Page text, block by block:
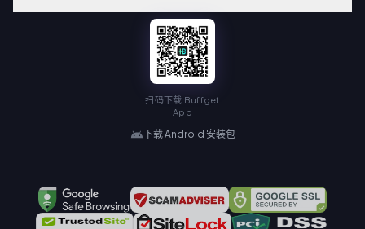
扫码下载 Buffget
App
下载 Android 安装包